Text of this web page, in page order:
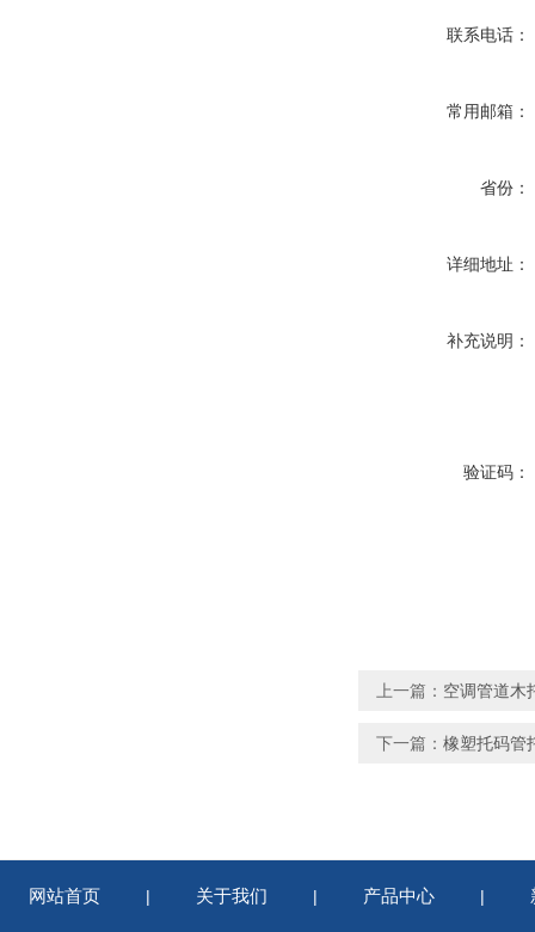
联系电话：
常用邮箱：
省份：
详细地址：
补充说明：
验证码：
上一篇： 空调管道木
下一篇： 橡塑托码管
网站首页 | 关于我们 | 产品中心 |